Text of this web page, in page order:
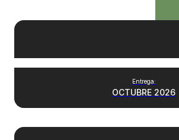
Entrega:
OCTUBRE 2026